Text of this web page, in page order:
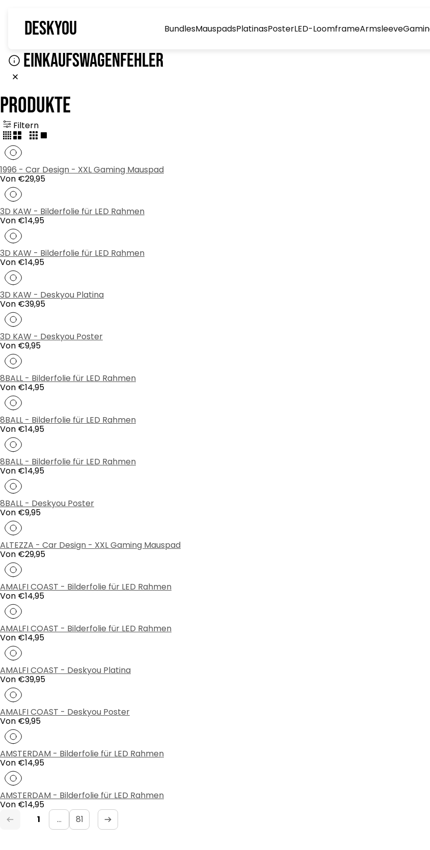
Laden-
Logo"
Deskyou BundlesMauspadsPlatinasPosterLED-LoomframeArmsleeve
EINKAUFSWAGENFEHLER
Produkte
Filtern
Ändern
Sie
die
Rasteransicht
auf
4
Produkte
pro
Zeile
Ändern
Sie
die
Rasteransicht
auf
2
Produkte
pro
Zeile
Ändern
auf
3
Zeile
Ändern
auf
1
Zeile
1996 - Car Design - XXL Gaming Mauspad
Regulärer
Preis
Von €29,95
3D KAW - Bilderfolie für LED Rahmen
Regulärer
Preis
Von €14,95
3D KAW - Bilderfolie für LED Rahmen
Regulärer
Preis
Von €14,95
3D KAW - Deskyou Platina
Regulärer
Preis
Von €39,95
3D KAW - Deskyou Poster
Regulärer
Preis
Von €9,95
8BALL - Bilderfolie für LED Rahmen
Regulärer
Preis
Von €14,95
8BALL - Bilderfolie für LED Rahmen
Regulärer
Preis
Von €14,95
8BALL - Bilderfolie für LED Rahmen
Regulärer
Preis
Von €14,95
8BALL - Deskyou Poster
Regulärer
Preis
Von €9,95
ALTEZZA - Car Design - XXL Gaming Mauspad
Regulärer
Preis
Von €29,95
AMALFI COAST - Bilderfolie für LED Rahmen
Regulärer
Preis
Von €14,95
AMALFI COAST - Bilderfolie für LED Rahmen
Regulärer
Preis
Von €14,95
AMALFI COAST - Deskyou Platina
Regulärer
Preis
Von €39,95
AMALFI COAST - Deskyou Poster
Regulärer
Preis
Von €9,95
AMSTERDAM - Bilderfolie für LED Rahmen
Regulärer
Preis
Von €14,95
AMSTERDAM - Bilderfolie für LED Rahmen
Regulärer
Von €14,95
1
… 81